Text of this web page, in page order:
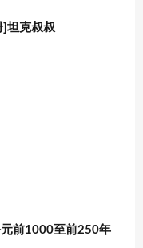
]坦克叔叔
元前1000至前250年